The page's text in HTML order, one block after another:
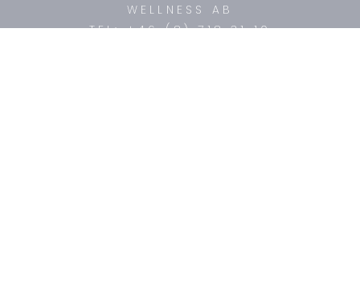
WELLNESS AB
TEL: +46 (8) 718 31 10